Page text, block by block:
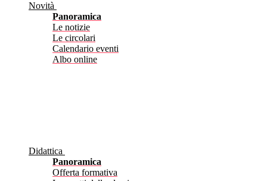
Novità
Panoramica
Le notizie
Le circolari
Calendario eventi
Albo online
Didattica
Panoramica
Offerta formativa